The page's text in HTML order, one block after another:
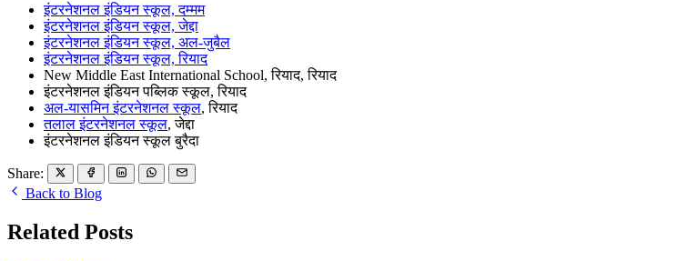
इंटरनेशनल इंडियन स्कूल, दम्मम
इंटरनेशनल इंडियन स्कूल, जेद्दा
इंटरनेशनल इंडियन स्कूल, अल-जुबैल
इंटरनेशनल इंडियन स्कूल, रियाद
New Middle East International School, रियाद, रियाद
इंटरनेशनल इंडियन पब्लिक स्कूल, रियाद
अल-यासमिन इंटरनेशनल स्कूल, रियाद
तलाल इंटरनेशनल स्कूल, जेद्दा
इंटरनेशनल इंडियन स्कूल बुरैदा
Share:
Back to Blog
Related Posts